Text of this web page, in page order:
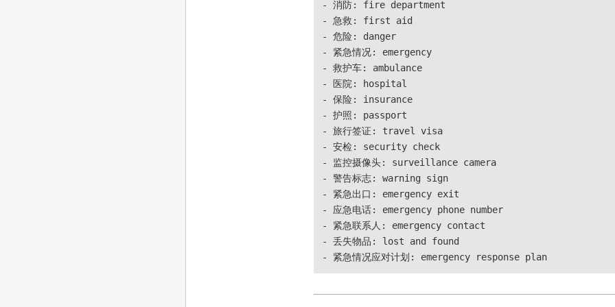
- 消防: fire department
- 急救: first aid
- 危险: danger
- 紧急情况: emergency
- 救护车: ambulance
- 医院: hospital
- 保险: insurance
- 护照: passport
- 旅行签证: travel visa
- 安检: security check
- 监控摄像头: surveillance camera
- 警告标志: warning sign
- 紧急出口: emergency exit
- 应急电话: emergency phone number
- 紧急联系人: emergency contact
- 丢失物品: lost and found
- 紧急情况应对计划: emergency response plan